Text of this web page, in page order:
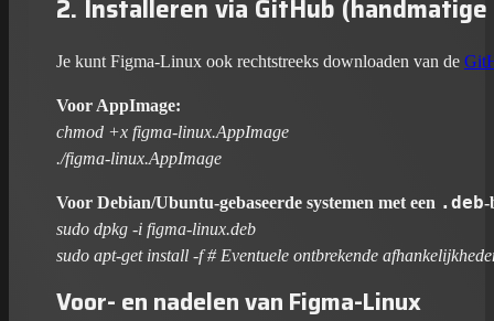
2. Installeren via GitHub
Je kunt Figma-Linux ook rechtstreeks downloaden van de
Voor AppImage:
chmod +x figma-linux.AppImage
./figma-linux.AppImage
Voor Debian/Ubuntu-gebaseerde systemen met een .deb-
sudo dpkg -i figma-linux.deb
sudo apt-get install -f # Eventuele ontbrekende
Voor- en nadelen van Figma-Linux